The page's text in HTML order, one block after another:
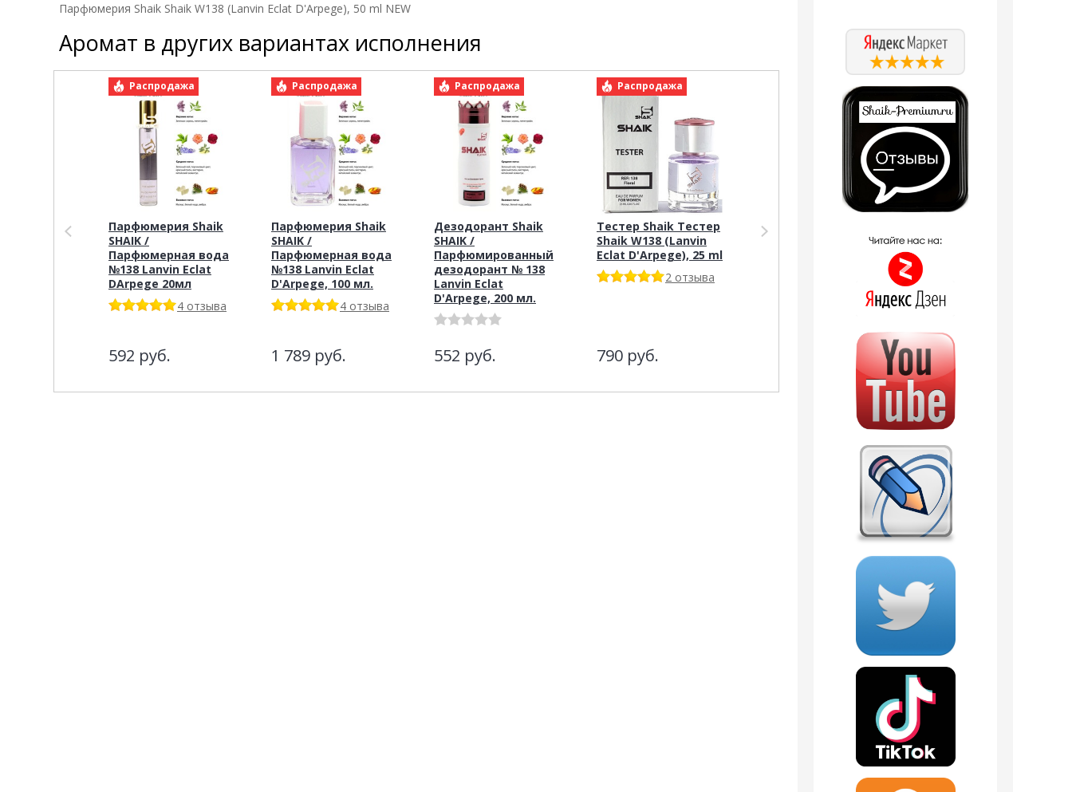
Парфюмерия Shaik Shaik W138 (Lanvin Eclat D'Arpege), 50 ml NEW
Аромат в других вариантах исполнения
Распродажа
Парфюмерия Shaik
SHAIK /
Парфюмерная вода
№138 Lanvin Eclat
DArpege 20мл
4 отзыва
592 руб.
Распродажа
Парфюмерия Shaik
SHAIK /
Парфюмерная вода
№138 Lanvin Eclat
D'Arpege, 100 мл.
4 отзыва
1 789 руб.
Распродажа
Дезодорант Shaik
SHAIK /
Парфюмированный
дезодорант № 138
Lanvin Eclat
D'Arpege, 200 мл.
552 руб.
Распродажа
Тестер Shaik Тестер
Shaik W138 (Lanvin
Eclat D'Arpege), 25 ml
2 отзыва
790 руб.
Парфюмерия Shaik
SHAIK /
Распродажа
Shaik
палочками Shaik 138
D'Arpege) 100 ml
1 190